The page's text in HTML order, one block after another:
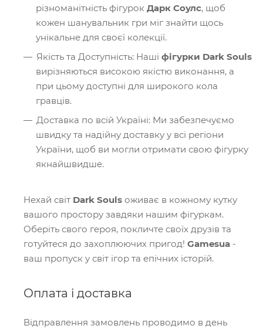
різноманітність фігурок Дарк Соулс, щоб
кожен шанувальник гри міг знайти щось
унікальне для своєї колекції.
Якість та Доступність: Наші фігурки Dark Souls
вирізняються високою якістю виконання, а
при цьому доступні для широкого кола
гравців.
Доставка по всій Україні: Ми забезпечуємо
швидку та надійну доставку у всі регіони
України, щоб ви могли отримати свою фігурку
якнайшвидше.
Нехай світ Dark Souls оживає в кожному кутку
вашого простору завдяки нашим фігуркам.
Оберіть свого героя, покличте своїх друзів та
готуйтеся до захоплюючих пригод! Gamesua -
ваш пропуск у світ ігор та епічних історій.
Оплата і доставка
Відправлення замовлень проводимо в день